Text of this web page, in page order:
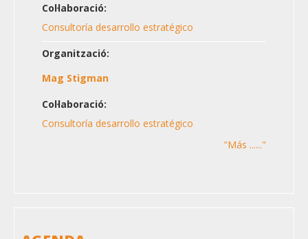
Col·laboració:
Consultoría desarrollo estratégico
Organització:
Mag Stigman
Col·laboració:
Consultoría desarrollo estratégico
"Más ......"